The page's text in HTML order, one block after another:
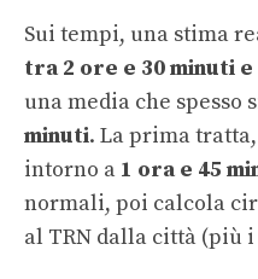
Sui tempi, una stima
tra 2 ore e 30 minuti
una media che spesso
minuti. La prima
intorno a 1 ora e 45
normali, poi calcola
al TRN dalla città (più